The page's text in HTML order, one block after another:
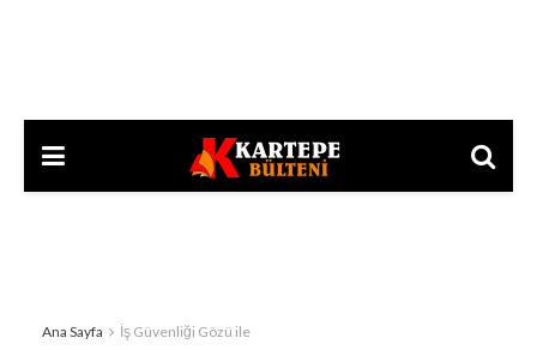
Ana Sayfa İş Güvenliği Gözü ile